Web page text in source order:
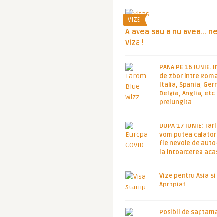
VIZE
A avea sau a nu avea…
viza !
PANA PE 16
de zbor intre
Italia, Spania,
Belgia, Anglia, etc
prelungita
DUPA 17 IUNIE:
vom putea
fie nevoie de
la intoarcerea
Vize pentru Asia
Apropiat
Posibil de